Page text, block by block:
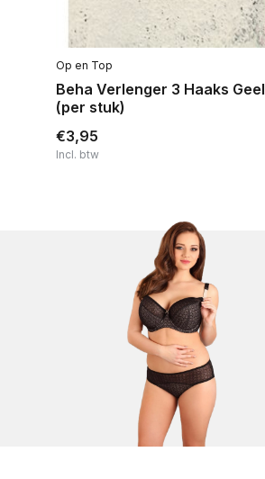
Op en Top
Beha Verlenger 3 Haaks Geel
(per stuk)
€3,95
Incl. btw